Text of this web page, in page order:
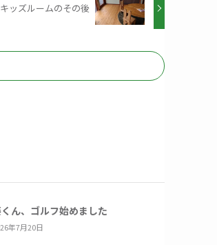
キッズルームのその後
ん、ゴルフ始めました
年7月20日